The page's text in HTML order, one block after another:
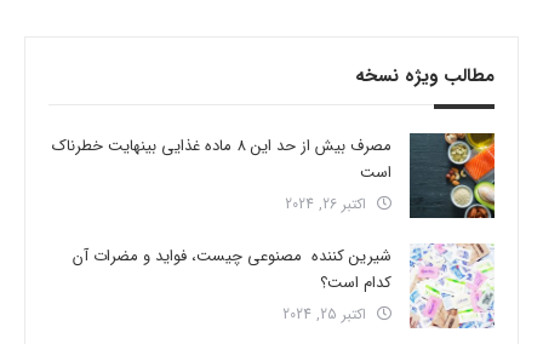
مطالب ویژه نسخه
مصرف بیش از حد این 8 ماده غذایی بینهایت خطرناک
است
اکتبر 26, 2024
شیرین کننده مصنوعی چیست، فواید و مضرات آن
کدام است؟
اکتبر 25, 2024